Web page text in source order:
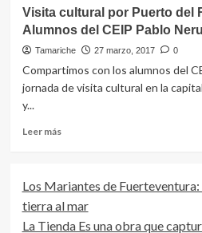
Visita cultural por Puerto del
Alumnos del CEIP Pablo
Tamariche 27 marzo, 2017 0
Compartimos con los alumnos del
jornada de visita cultural en la
y...
Leer másLeer
cultural
por
Puerto
Los Mariantes de
tierra al mar
La Tienda Es una obra que